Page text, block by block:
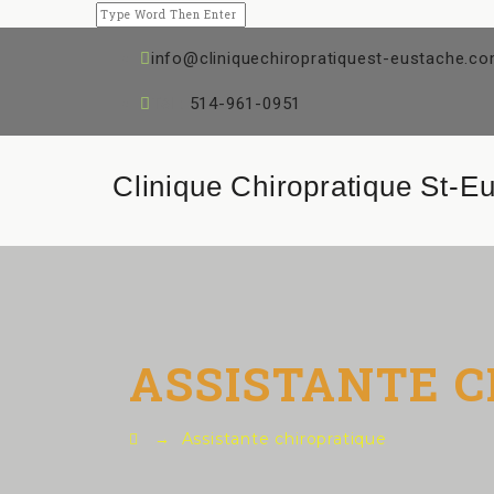
info@cliniquechiropratiquest-
514-961-0951
Clinique Chiropratique St-
ASSISTANTE
→ Assistante chiropratique